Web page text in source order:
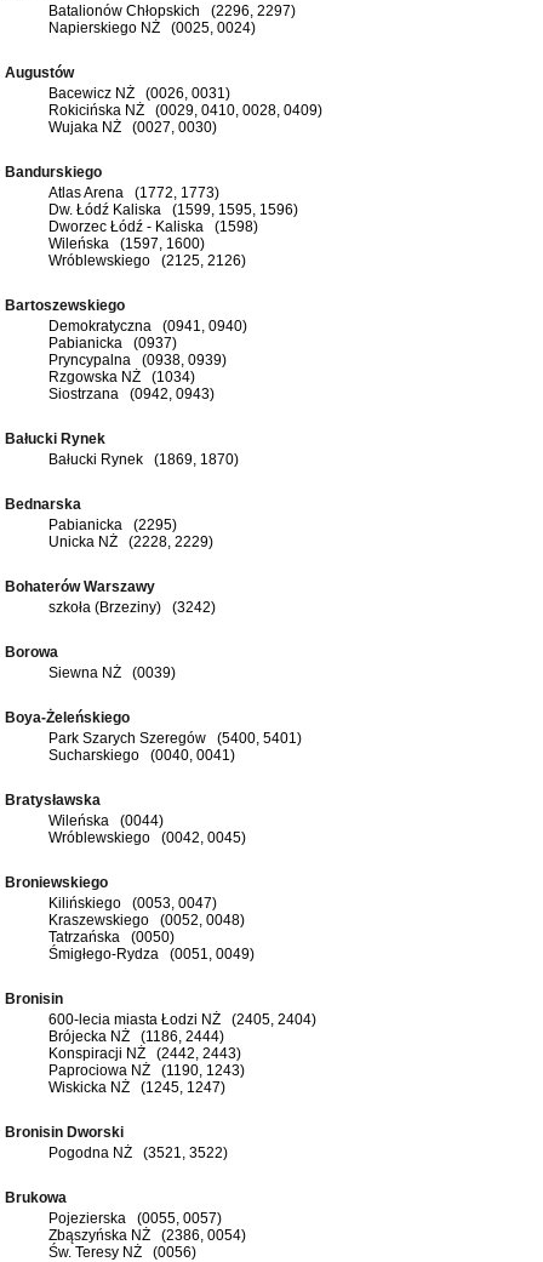
Batalionów Chłopskich (2296, 2297)
Napierskiego NŻ (0025, 0024)
Augustów
Bacewicz NŻ (0026, 0031)
Rokicińska NŻ (0029, 0410, 0028, 0409)
Wujaka NŻ (0027, 0030)
Bandurskiego
Atlas Arena (1772, 1773)
Dw. Łódź Kaliska (1599, 1595, 1596)
Dworzec Łódź - Kaliska (1598)
Wileńska (1597, 1600)
Wróblewskiego (2125, 2126)
Bartoszewskiego
Demokratyczna (0941, 0940)
Pabianicka (0937)
Pryncypalna (0938, 0939)
Rzgowska NŻ (1034)
Siostrzana (0942, 0943)
Bałucki Rynek
Bałucki Rynek (1869, 1870)
Bednarska
Pabianicka (2295)
Unicka NŻ (2228, 2229)
Bohaterów Warszawy
szkoła (Brzeziny) (3242)
Borowa
Siewna NŻ (0039)
Boya-Żeleńskiego
Park Szarych Szeregów (5400, 5401)
Sucharskiego (0040, 0041)
Bratysławska
Wileńska (0044)
Wróblewskiego (0042, 0045)
Broniewskiego
Kilińskiego (0053, 0047)
Kraszewskiego (0052, 0048)
Tatrzańska (0050)
Śmigłego-Rydza (0051, 0049)
Bronisin
600-lecia miasta Łodzi NŻ (2405, 2404)
Brójecka NŻ (1186, 2444)
Konspiracji NŻ (2442, 2443)
Paprociowa NŻ (1190, 1243)
Wiskicka NŻ (1245, 1247)
Bronisin Dworski
Pogodna NŻ (3521, 3522)
Brukowa
Pojezierska (0055, 0057)
Zbąszyńska NŻ (2386, 0054)
Św. Teresy NŻ (0056)